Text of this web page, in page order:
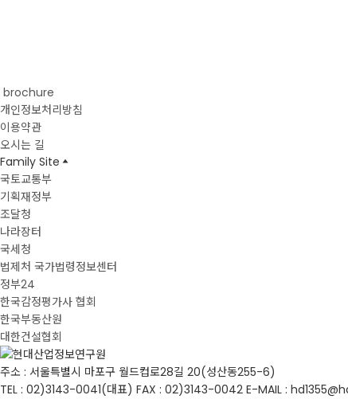
brochure
개인정보처리방침
이용약관
오시는 길
Family Site
국토교통부
기획재정부
조달청
나라장터
국세청
법제처 국가법령정보센터
정부24
한국감정평가사 협회
한국부동산원
대한건설협회
주소 : 서울특별시 마포구 월드컵로28길 20(성산동255-6)
TEL : 02)3143-0041(대표) FAX : 02)3143-0042 E-MAIL :